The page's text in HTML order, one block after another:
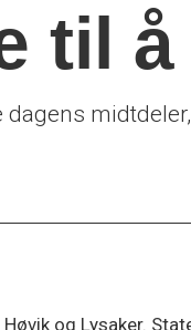
til
dagens
og Lysaker.